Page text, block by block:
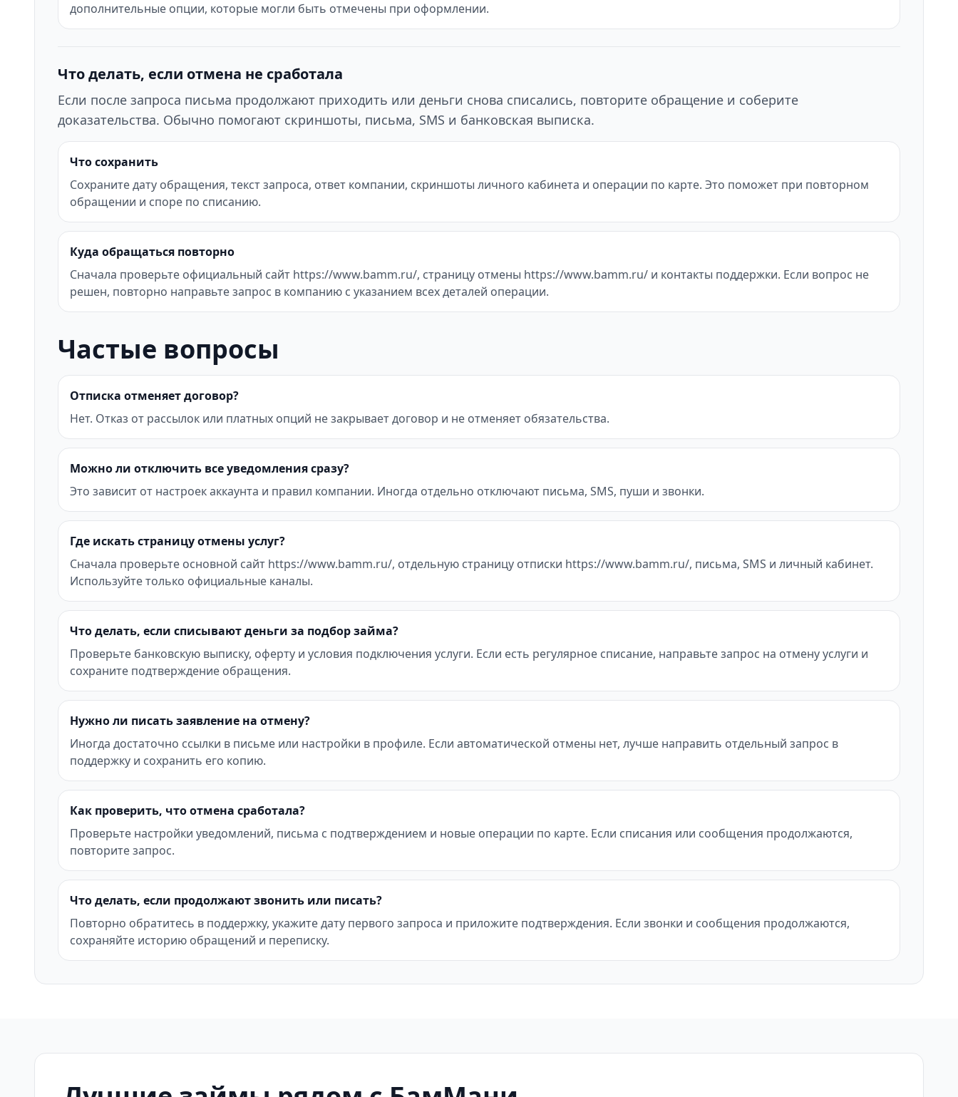
дополнительные опции, которые могли быть отмечены при оформлении.
Что делать, если отмена не сработала
Если после запроса письма продолжают приходить или деньги снова списались, повторите обращение и соберите
доказательства. Обычно помогают скриншоты, письма, SMS и банковская выписка.
Что сохранить
Сохраните дату обращения, текст запроса, ответ компании, скриншоты личного кабинета и операции по карте. Это поможет при повторном
обращении и споре по списанию.
Куда обращаться повторно
Сначала проверьте официальный сайт https://www.bamm.ru/, страницу отмены https://www.bamm.ru/ и контакты поддержки. Если вопрос не
решен, повторно направьте запрос в компанию с указанием всех деталей операции.
Частые вопросы
Отписка отменяет договор?
Нет. Отказ от рассылок или платных опций не закрывает договор и не отменяет обязательства.
Можно ли отключить все уведомления сразу?
Это зависит от настроек аккаунта и правил компании. Иногда отдельно отключают письма, SMS, пуши и звонки.
Где искать страницу отмены услуг?
Сначала проверьте основной сайт https://www.bamm.ru/, отдельную страницу отписки https://www.bamm.ru/, письма, SMS и личный кабинет.
Используйте только официальные каналы.
Что делать, если списывают деньги за подбор займа?
Проверьте банковскую выписку, оферту и условия подключения услуги. Если есть регулярное списание, направьте запрос на отмену услуги и
сохраните подтверждение обращения.
Нужно ли писать заявление на отмену?
Иногда достаточно ссылки в письме или настройки в профиле. Если автоматической отмены нет, лучше направить отдельный запрос в
поддержку и сохранить его копию.
Как проверить, что отмена сработала?
Проверьте настройки уведомлений, письма с подтверждением и новые операции по карте. Если списания или сообщения продолжаются,
повторите запрос.
Что делать, если продолжают звонить или писать?
Повторно обратитесь в поддержку, укажите дату первого запроса и приложите подтверждения. Если звонки и сообщения продолжаются,
сохраняйте историю обращений и переписку.